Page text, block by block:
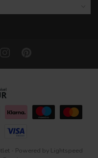
- Powered by Lightspeed